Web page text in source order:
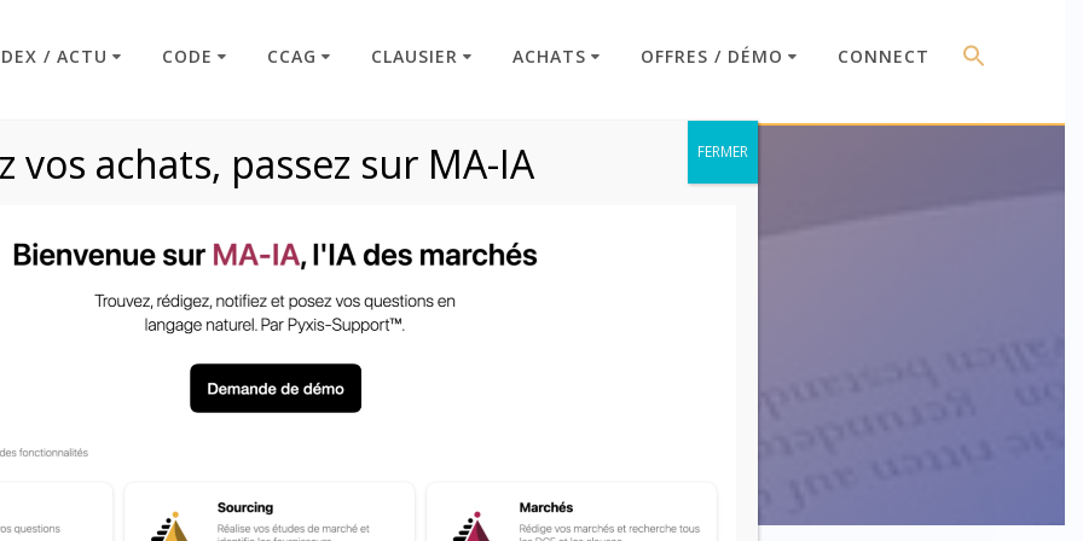
/ ACTU CODE CCAG CLAUSIER ACHATS OFFRES / DÉMO CONNECT
Article R2431-9
Code : Commande Publique
vos achats, passez sur MA-IA FERMER